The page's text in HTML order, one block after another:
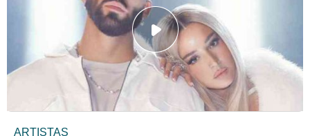
ARTISTAS